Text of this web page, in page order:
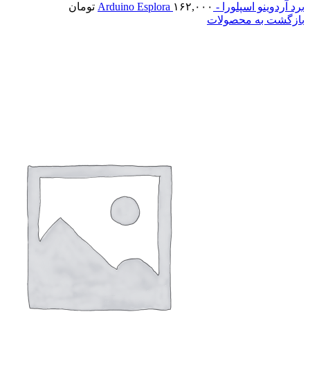
برد آردوینو اسپلورا - Arduino Esplora ۱۶۲,۰۰۰
تومان
بازگشت به محصولات